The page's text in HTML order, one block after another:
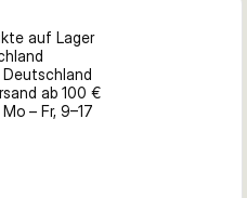
auf Lager
ab 100 €
Mo – Fr, 9–17